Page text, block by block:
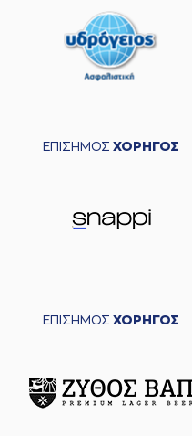
ΕΠΙΣΗΜΟΣ ΧΟΡΗΓΟΣ
ΕΠΙΣΗΜΟΣ ΧΟΡΗΓΟΣ